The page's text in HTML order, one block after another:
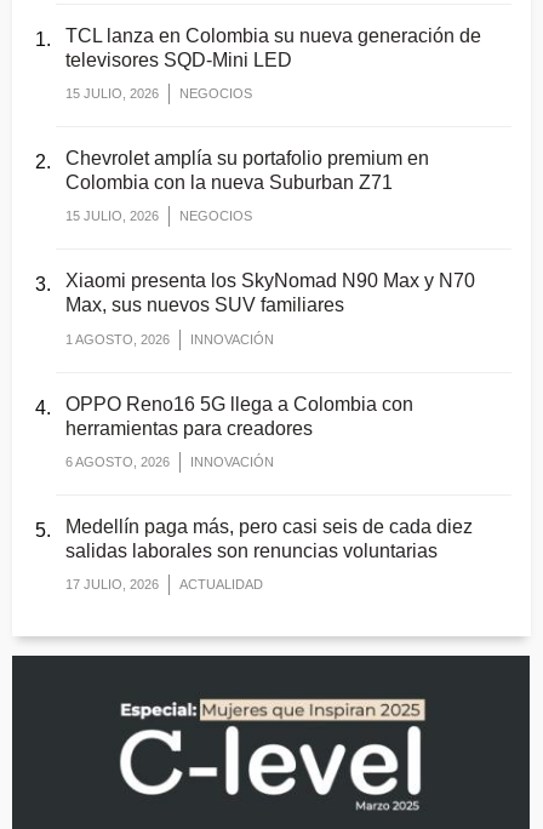
TCL lanza en Colombia su nueva generación de
televisores SQD-Mini LED
15 JULIO, 2026 NEGOCIOS
Chevrolet amplía su portafolio premium en
Colombia con la nueva Suburban Z71
15 JULIO, 2026 NEGOCIOS
Xiaomi presenta los SkyNomad N90 Max y N70
Max, sus nuevos SUV familiares
1 AGOSTO, 2026 INNOVACIÓN
OPPO Reno16 5G llega a Colombia con
herramientas para creadores
6 AGOSTO, 2026 INNOVACIÓN
Medellín paga más, pero casi seis de cada diez
salidas laborales son renuncias voluntarias
17 JULIO, 2026 ACTUALIDAD